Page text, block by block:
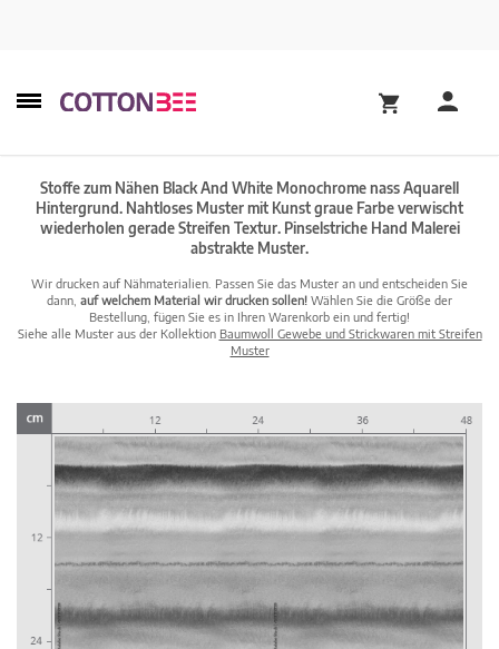
Stoffe zum Nähen Black And White Monochrome nass Aquarell
Hintergrund. Nahtloses Muster mit Kunst graue Farbe verwischt
wiederholen gerade Streifen Textur. Pinselstriche Hand Malerei
abstrakte Muster.
Wir drucken auf Nähmaterialien. Passen Sie das Muster an und entscheiden Sie
dann, auf welchem Material wir drucken sollen! Wählen Sie die Größe der
Bestellung, fügen Sie es in Ihren Warenkorb ein und fertig!
Siehe alle Muster aus der Kollektion Baumwoll Gewebe und Strickwaren mit Streifen
Muster